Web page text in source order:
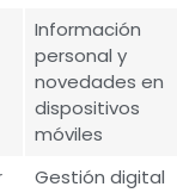
Información
personal y
novedades en
dispositivos
móviles
Gestión digital